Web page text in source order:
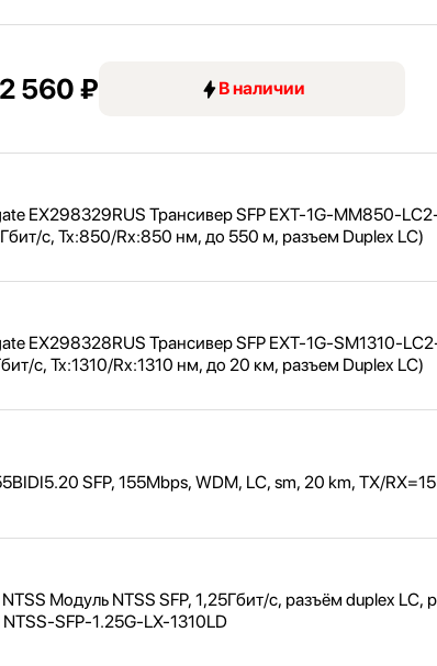
2 560 ₽ В наличии
EX298329RUS Трансивер SFP EXT-1G-MM850-
с, Tx:850/Rx:850 нм, до 550 м, разъем Duplex LC)
EX298328RUS Трансивер SFP EXT-1G-SM1310-
с, Tx:1310/Rx:1310 нм, до 20 км, разъем Duplex LC)
SFP, 155Mbps, WDM, LC, sm, 20 km, TX/
Модуль NTSS SFP, 1,25Гбит/с, разъём duplex LC,
SFP-1.25G-LX-1310LD